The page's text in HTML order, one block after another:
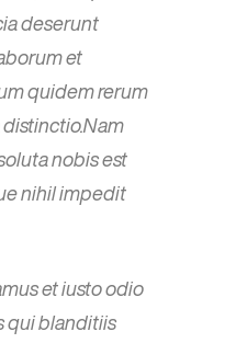
deserunt
et
quidem rerum
distinctio.Nam
nobis est
nihil impedit
et iusto odio
qui blanditiis